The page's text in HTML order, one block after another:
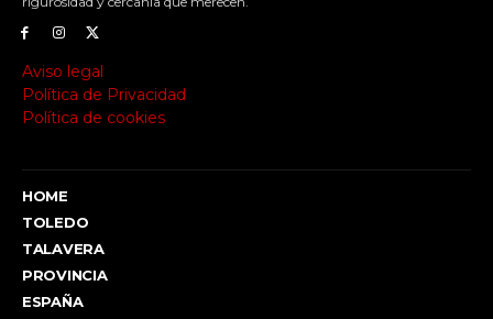
Aviso legal
Política de Privacidad
Política de cookies
HOME
TOLEDO
TALAVERA
PROVINCIA
ESPAÑA